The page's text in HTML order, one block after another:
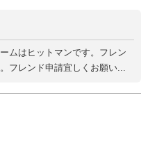
ムはヒットマンです。フレン
フレンド申請宜しくお願い...